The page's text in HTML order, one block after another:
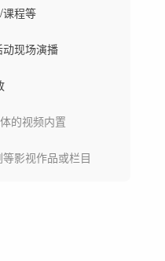
程等
现场演播
的视频内置
影视作品或栏目